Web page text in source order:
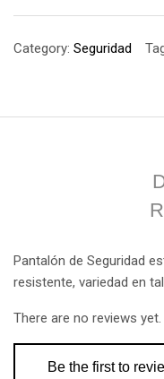
Category: Seguridad
Pantalón de Seguridad
resistente, variedad en
There are no reviews yet.
Be the first to